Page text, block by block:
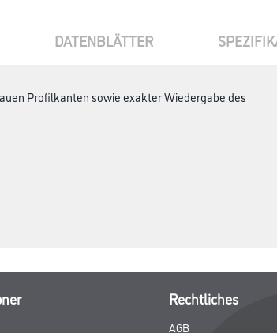
DATENBLÄTTER
Profilkanten sowie exakter Wiedergabe des
Rechtliches
AGB